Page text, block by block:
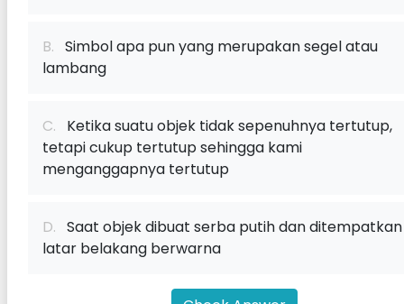
B. Simbol apa pun yang merupakan segel atau
lambang
C. Ketika suatu objek tidak sepenuhnya tertutup,
tetapi cukup tertutup sehingga kami
menganggapnya tertutup
D. Saat objek dibuat serba putih dan
latar belakang berwarna